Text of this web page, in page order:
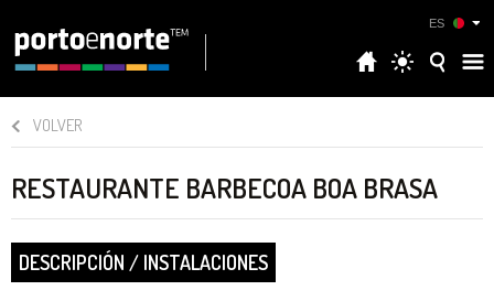
ES
VOLVER
RESTAURANTE BARBECOA BOA BRASA
DESCRIPCIÓN / INSTALACIONES